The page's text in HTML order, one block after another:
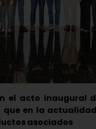
el acto inaugural
en la
asociados